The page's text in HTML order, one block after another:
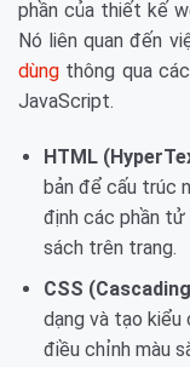
phần của thiết kế
Nó liên quan đến
dùng thông qua
JavaScript.
HTML
bản để cấu trúc
định các phần tử
sách trên trang.
CSS
dạng và tạo kiểu
điều chỉnh màu